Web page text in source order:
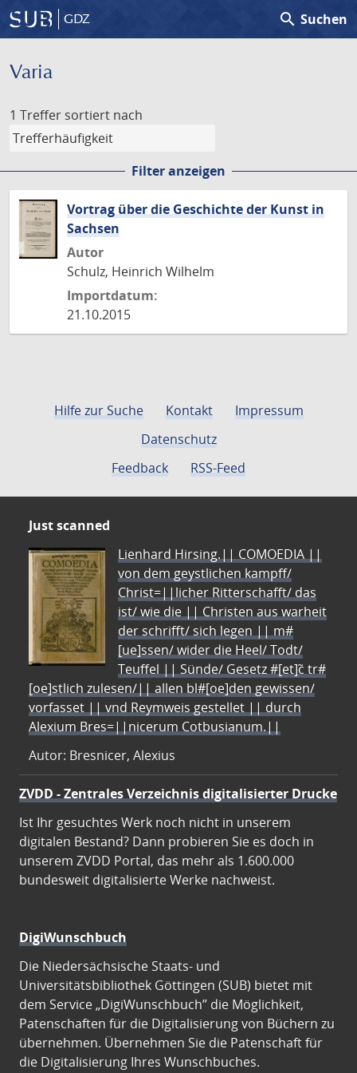
GDZ search Suchen
Varia
1 Treffer sortiert nach
Filter anzeigen
Vortrag über die Geschichte der Kunst in
Sachsen
Autor
Schulz, Heinrich Wilhelm
Importdatum:
21.10.2015
Hilfe zur Suche Kontakt
Impressum
Datenschutz
Feedback
RSS-Feed
Just scanned
Lienhard Hirsing.|| COMOEDIA ||
von dem geystlichen kampff/
Christ=||licher Ritterschafft/ das
ist/ wie die || Christen aus warheit
der schrifft/ sich legen || m#
[ue]ssen/ wider die Heel/ Todt/
Teuffel || Sünde/ Gesetz #[et]c̃ tr#
[oe]stlich zulesen/|| allen bl#[oe]den gewissen/
vorfasset || vnd Reymweis gestellet || durch
Alexium Bres=||nicerum Cotbusianum.||
Autor: Bresnicer, Alexius
ZVDD - Zentrales Verzeichnis digitalisierter Drucke
Ist Ihr gesuchtes Werk noch nicht in unserem
digitalen Bestand? Dann probieren Sie es doch in
unserem ZVDD Portal, das mehr als 1.600.000
bundesweit digitalisierte Werke nachweist.
DigiWunschbuch
Die Niedersächsische Staats- und
Universitätsbibliothek Göttingen (SUB) bietet mit
dem Service „DigiWunschbuch” die Möglichkeit,
Patenschaften für die Digitalisierung von Büchern zu
übernehmen. Übernehmen Sie die Patenschaft für
die Digitalisierung Ihres Wunschbuches.